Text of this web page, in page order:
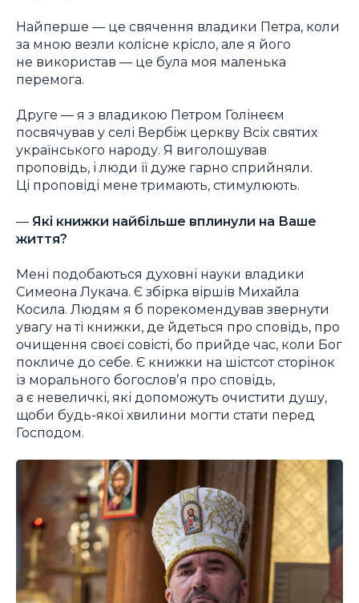
Найперше — це свячення владики Петра, коли
за мною везли колісне крісло, але я його
не використав — це була моя маленька
перемога.
Друге — я з владикою Петром Голінеєм
посвячував у селі Вербіж церкву Всіх святих
українського народу. Я виголошував
проповідь, і люди її дуже гарно сприйняли.
Ці проповіді мене тримають, стимулюють.
— Які книжки найбільше вплинули на Ваше
життя?
Мені подобаються духовні науки владики
Симеона Лукача. Є збірка віршів Михайла
Косила. Людям я б порекомендував звернути
увагу на ті книжки, де йдеться про сповідь, про
очищення своєї совісті, бо прийде час, коли Бог
покличе до себе. Є книжки на шістсот сторінок
із морального богословʼя про сповідь,
а є невеличкі, які допоможуть очистити душу,
щоби будь-якої хвилини могти стати перед
Господом.